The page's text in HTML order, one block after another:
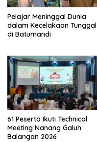
Pelajar Meninggal Dunia
dalam Kecelakaan Tunggal
di Batumandi
61 Peserta Ikuti Technical
Meeting Nanang Galuh
Balangan 2026